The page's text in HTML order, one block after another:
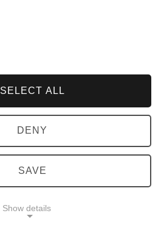
SELECT ALL
DENY
SAVE
Show details